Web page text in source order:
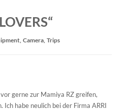
, Camera, Trips
gerne zur Mamiya RZ greifen,
habe neulich bei der Firma ARRI